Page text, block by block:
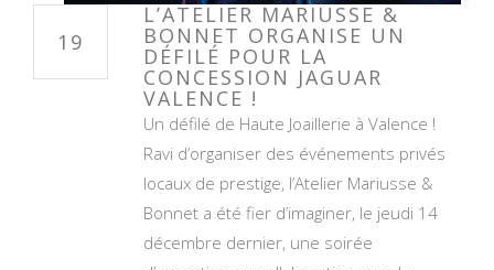
19
L’ATELIER MARIUSSE &
BONNET ORGANISE UN
DÉFILÉ POUR LA
CONCESSION JAGUAR
VALENCE !
Un défilé de Haute Joaillerie à Valence !
Ravi d’organiser des événements privés
locaux de prestige, l’Atelier Mariusse &
Bonnet a été fier d’imaginer, le jeudi 14
décembre dernier, une soirée